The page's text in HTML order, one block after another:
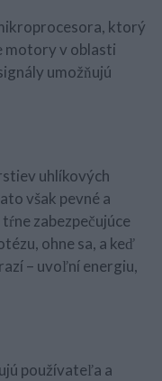
ktorý
motory v oblasti
umožňujú
uhlíkových
však pevné a
zabezpečujúce
ohne sa, a keď
– uvoľní energiu,
používateľa a